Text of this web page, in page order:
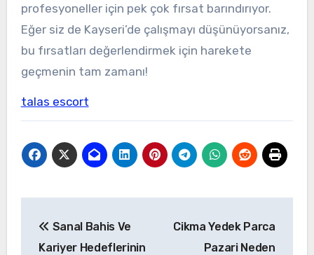
profesyoneller için pek çok fırsat barındırıyor.
Eğer siz de Kayseri’de çalışmayı düşünüyorsanız,
bu fırsatları değerlendirmek için harekete
geçmenin tam zamanı!
talas escort
gezinmesi
Sanal Bahis Ve
Kariyer Hedeflerinin
Cikma Yedek Parca
Pazari Neden